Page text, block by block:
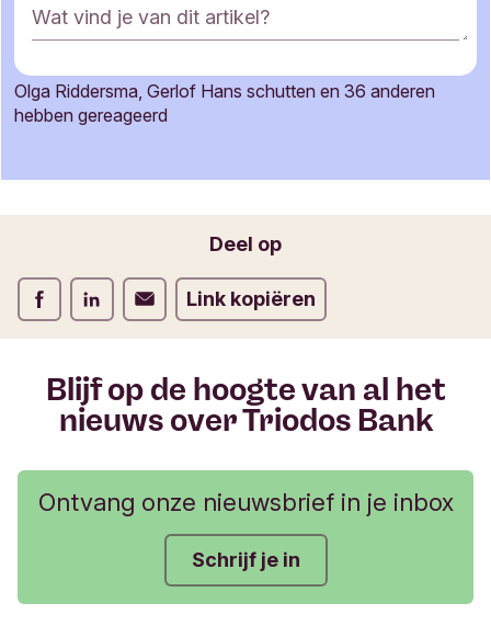
R
e
c
t
f
u
i
Wat vind je van dit artikel?
Je naam
Jouw e-mailadres
Olga Riddersma, Gerlof Hans schutten en 36 anderen
hebben gereageerd
Deel op
Deel op Facebook
Deel op LinkedInDeel op Verstuur per email
Link kopiëren
Blijf op de hoogte van al het
nieuws over Triodos Bank
Ontvang onze nieuwsbrief in je inbox
Schrijf je in